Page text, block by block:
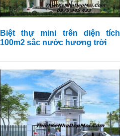
Biệt thự mini trên diện tích
100m2 sắc nước hương trời